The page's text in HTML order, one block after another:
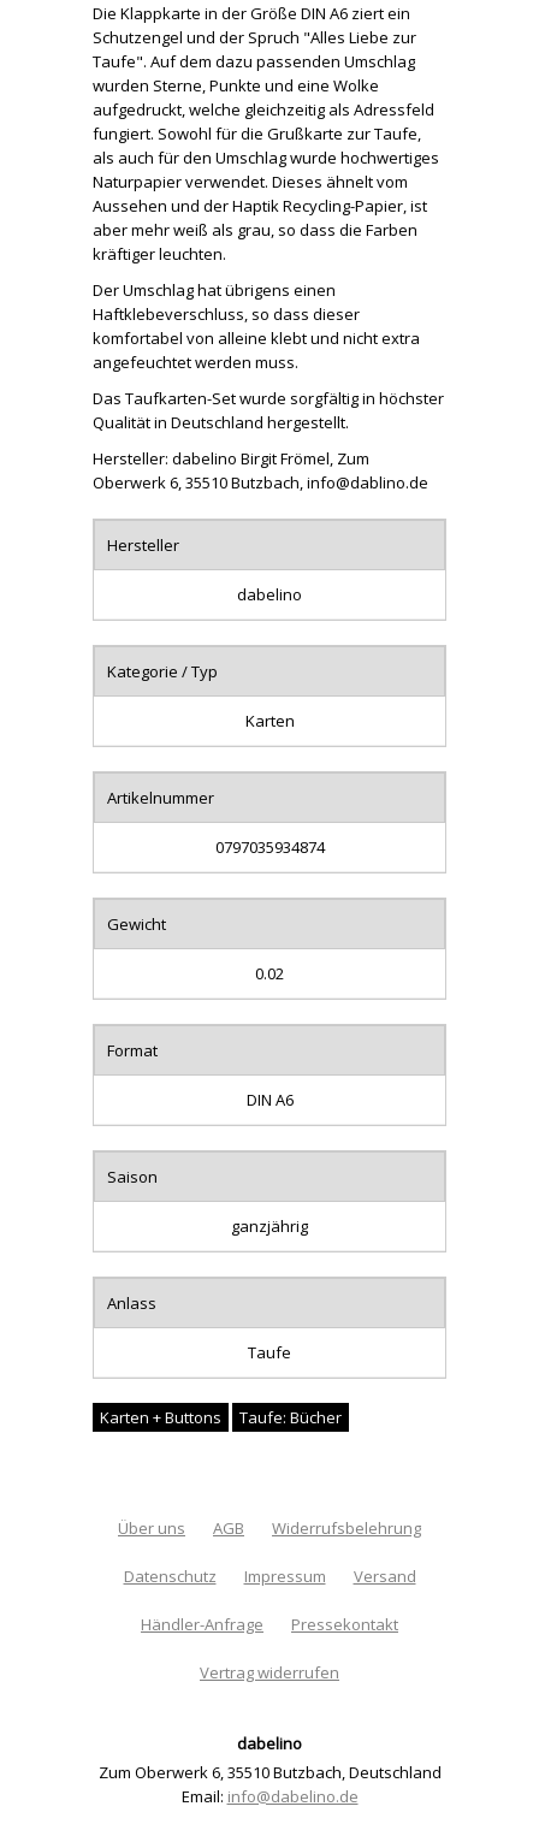
Die Klappkarte in der Größe DIN A6 ziert ein
Schutzengel und der Spruch "Alles Liebe zur
Taufe". Auf dem dazu passenden Umschlag
wurden Sterne, Punkte und eine Wolke
aufgedruckt, welche gleichzeitig als Adressfeld
fungiert. Sowohl für die Grußkarte zur Taufe,
als auch für den Umschlag wurde hochwertiges
Naturpapier verwendet. Dieses ähnelt vom
Aussehen und der Haptik Recycling-Papier, ist
aber mehr weiß als grau, so dass die Farben
kräftiger leuchten.
Der Umschlag hat übrigens einen
Haftklebeverschluss, so dass dieser
komfortabel von alleine klebt und nicht extra
angefeuchtet werden muss.
Das Taufkarten-Set wurde sorgfältig in höchster
Qualität in Deutschland hergestellt.
Hersteller: dabelino Birgit Frömel, Zum
Oberwerk 6, 35510 Butzbach, info@dablino.de
Hersteller
dabelino
Kategorie / Typ
Karten
Artikelnummer
0797035934874
Gewicht
0.02
Format
DIN A6
Saison
ganzjährig
Anlass
Taufe
Karten + Buttons Taufe: Bücher
Über uns AGB Widerrufsbelehrung
Datenschutz Impressum Versand
Händler-Anfrage Pressekontakt
Vertrag widerrufen
dabelino
Zum Oberwerk 6,35510 Butzbach,Deutschland
Email: info@dabelino.de